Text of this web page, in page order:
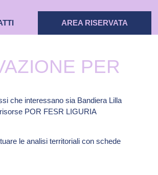
AREA RISERVATA
PER
che interessano sia Bandiera Lilla
POR FESR LIGURIA
le analisi territoriali con schede